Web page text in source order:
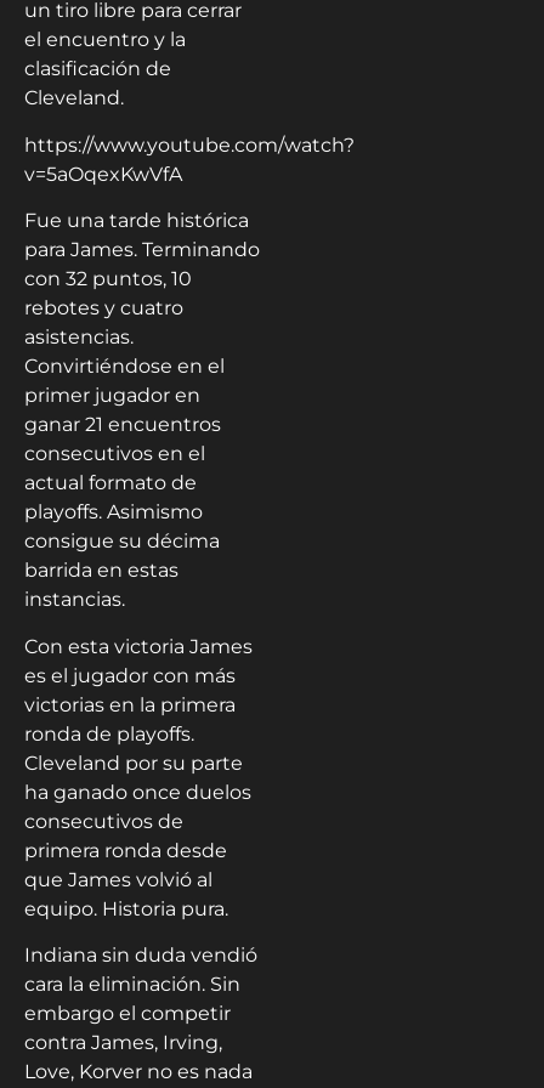
un tiro libre para cerrar
el encuentro y la
clasificación de
Cleveland.
https://www.youtube.com/watch?
v=5aOqexKwVfA
Fue una tarde histórica
para James. Terminando
con 32 puntos, 10
rebotes y cuatro
asistencias.
Convirtiéndose en el
primer jugador en
ganar 21 encuentros
consecutivos en el
actual formato de
playoffs. Asimismo
consigue su décima
barrida en estas
instancias.
Con esta victoria James
es el jugador con más
victorias en la primera
ronda de playoffs.
Cleveland por su parte
ha ganado once duelos
consecutivos de
primera ronda desde
que James volvió al
equipo. Historia pura.
Indiana sin duda vendió
cara la eliminación. Sin
embargo el competir
contra James, Irving,
Love, Korver no es nada